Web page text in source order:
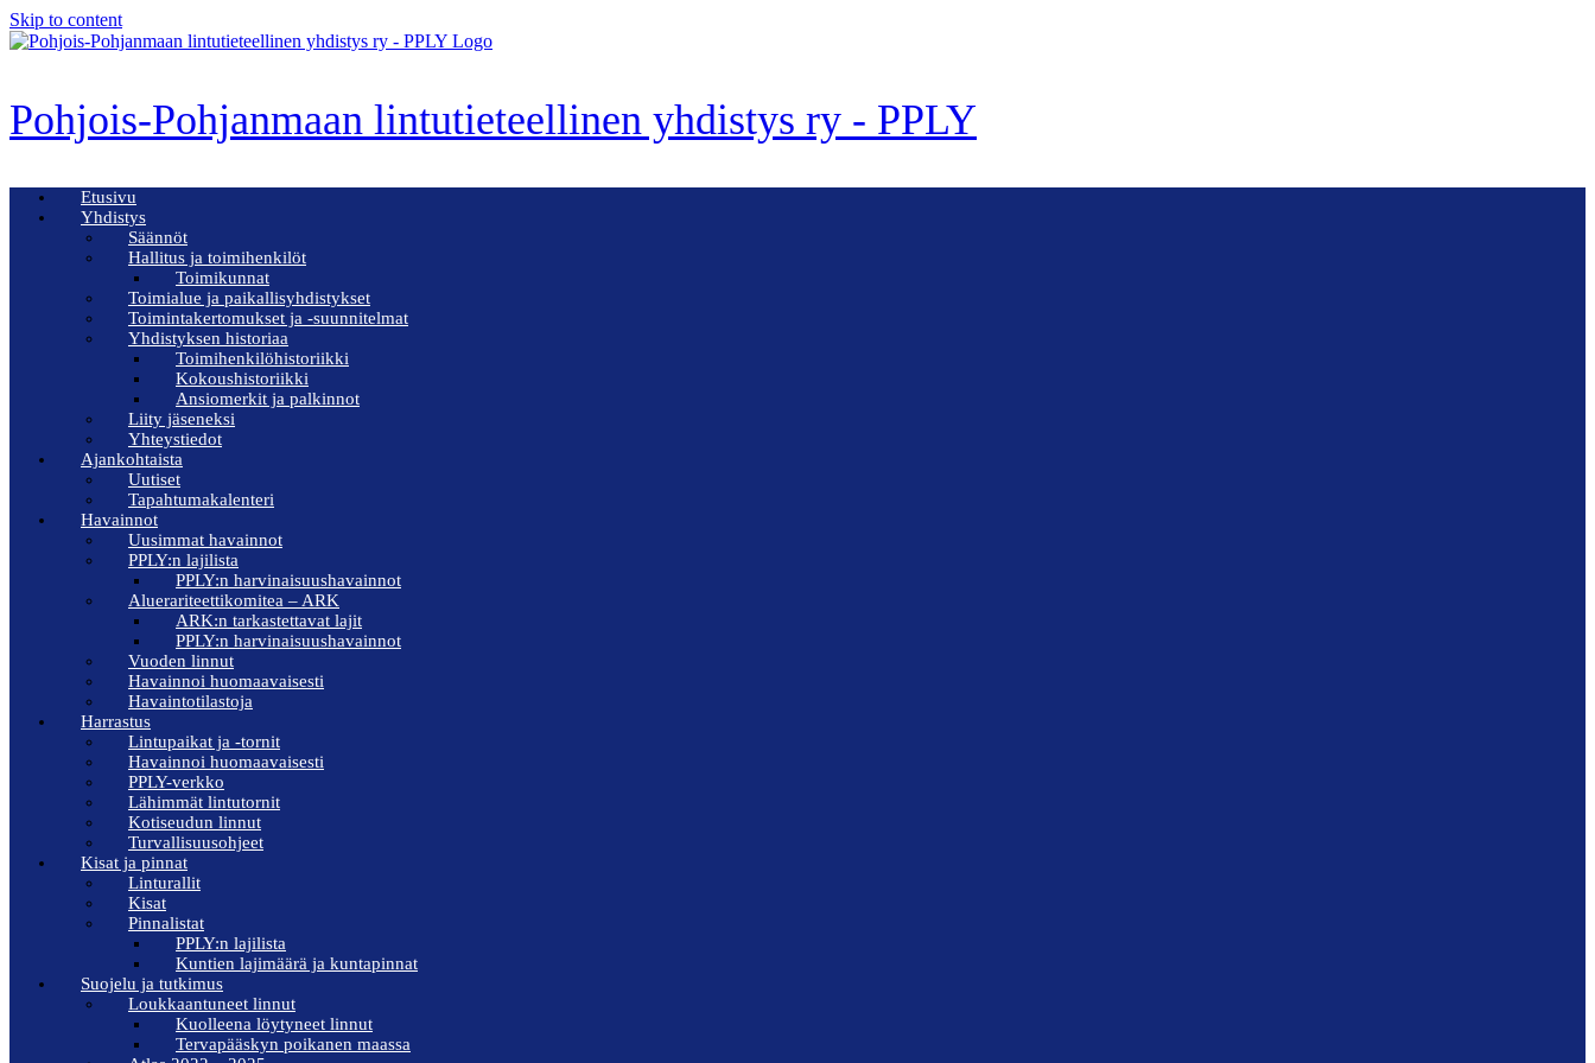
Skip to content
Pohjois-Pohjanmaan lintutieteellinen yhdistys ry - PPLY
Etusivu
Yhdistys
Säännöt
Hallitus ja toimihenkilöt
Toimikunnat
Toimialue ja paikallisyhdistykset
Toimintakertomukset ja -suunnitelmat
Yhdistyksen historiaa
Toimihenkilöhistoriikki
Kokoushistoriikki
Ansiomerkit ja palkinnot
Liity jäseneksi
Yhteystiedot
Ajankohtaista
Uutiset
Tapahtumakalenteri
Havainnot
Uusimmat havainnot
PPLY:n lajilista
PPLY:n harvinaisuushavainnot
Aluerariteettikomitea – ARK
ARK:n tarkastettavat lajit
PPLY:n harvinaisuushavainnot
Vuoden linnut
Havainnoi huomaavaisesti
Havaintotilastoja
Harrastus
Lintupaikat ja -tornit
Havainnoi huomaavaisesti
PPLY-verkko
Lähimmät lintutornit
Kotiseudun linnut
Turvallisuusohjeet
Kisat ja pinnat
Linturallit
Kisat
Pinnalistat
PPLY:n lajilista
Kuntien lajimäärä ja kuntapinnat
Suojelu ja tutkimus
Loukkaantuneet linnut
Kuolleena löytyneet linnut
Tervapääskyn poikanen maassa